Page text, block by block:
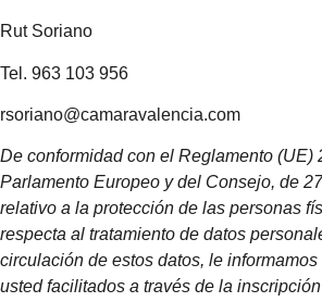
Rut Soriano
Tel. 963 103 956
rsoriano@camaravalencia.com
De conformidad con el Reglamento (UE)
Parlamento Europeo y del Consejo, de
relativo a la protección de las personas
respecta al tratamiento de datos
circulación de estos datos, le
usted facilitados a través de la